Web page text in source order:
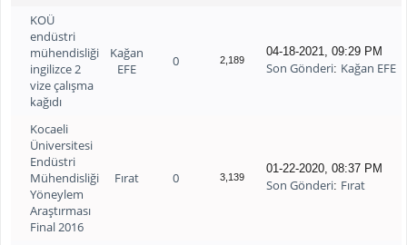
KOÜ
endüstri
mühendisliği
ingilizce 2
vize çalışma
kağıdı
Kağan
EFE
0 2,189
04-18-2021, 09:29 PM
Son Gönderi: Kağan EFE
Kocaeli
Üniversitesi
Endüstri
Mühendisliği
Yöneylem
Araştırması
Final 2016
Fırat 0 3,139
01-22-2020, 08:37 PM
Son Gönderi: Fırat